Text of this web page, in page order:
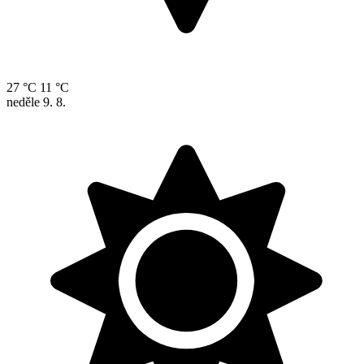
27 °C 11 °C
neděle 9. 8.